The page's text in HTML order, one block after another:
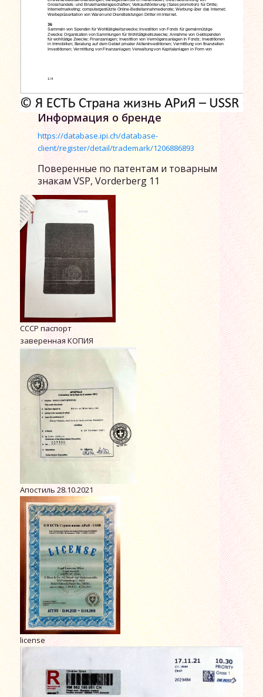
Информация о бренде
https://database.ipi.ch/database-
client/register/detail/trademark/1206886893
Поверенные по патентам и товарным
знакам VSP, Vorderberg 11
СССР паспорт
заверенная КОПИЯ
Апостиль 28.10.2021
license